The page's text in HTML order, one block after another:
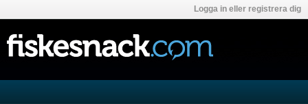
Logga in eller registrera dig